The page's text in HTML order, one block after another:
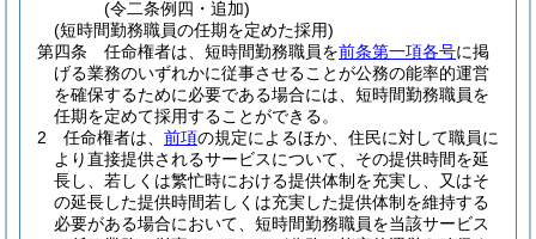
(令二条例四・追加)
(短時間勤務職員の任期を定めた採用)
第四条
任命権者は、短時間勤務職員を前条第一項各号に掲
げる業務のいずれかに従事させることが公務の能率的運営
を確保するために必要である場合には、短時間勤務職員を
任期を定めて採用することができる。
2
任命権者は、 前項の規定によるほか、住民に対して職員に
より直接提供されるサービスについて、その提供時間を延
長し、若しくは繁忙時における提供体制を充実し、又はそ
の延長した提供時間若しくは充実した提供体制を維持する
必要がある場合において、短時間勤務職員を当該サービス